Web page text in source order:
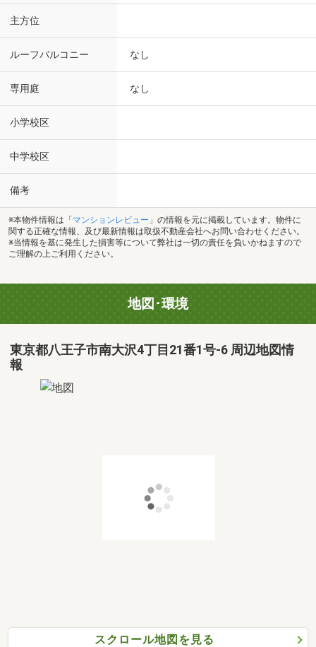
主方位
ルーフバルコニー なし
専用庭 なし
小学校区
中学校区
備考
※本物件情報は「 マンションレビュー 」の情報を元に掲載しています。物件に
関する正確な情報、及び最新情報は取扱不動産会社へお問い合わせください。
※当情報を基に発生した損害等について弊社は一切の責任を負いかねますので
ご理解の上ご利用ください。
地図･環境
東京都八王子市南大沢4丁目21番1号-6 周辺地図情
報
スクロール地図を見る